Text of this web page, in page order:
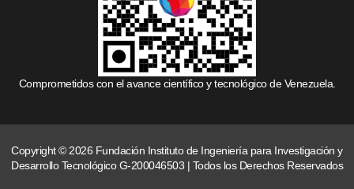
Comprometidos con el avance científico y tecnológico de Venezuela.
Copyright © 2026 Fundación Instituto de Ingeniería para Investigación y
Desarrollo Tecnológico G-200046503 | Todos los Derechos Reservados